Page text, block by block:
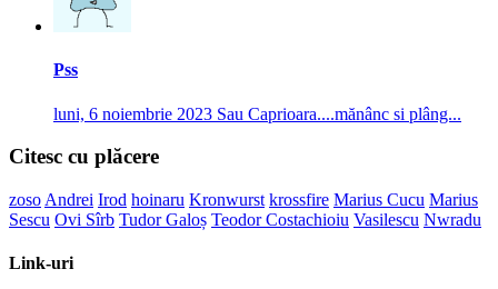
Pss
luni, 6 noiembrie 2023 Sau Caprioara....mănânc si plâng...
Citesc cu plăcere
zoso Andrei Irod hoinaru Kronwurst krossfire Marius Cucu Marius
Sescu Ovi Sîrb Tudor Galoș Teodor Costachioiu Vasilescu Nwradu
Link-uri